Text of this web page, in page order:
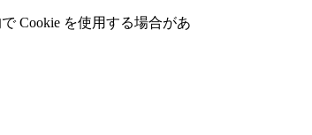
Cookie を使⽤する場合があ